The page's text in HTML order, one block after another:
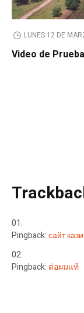
LUNES 12 DE
Video de Prueba
Pingback:сайт
Pingback: ต่อผมแท้